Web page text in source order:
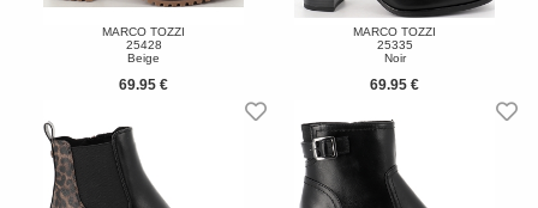
MARCO TOZZI
25428
Beige
69.95 €
MARCO TOZZI
25335
Noir
69.95 €